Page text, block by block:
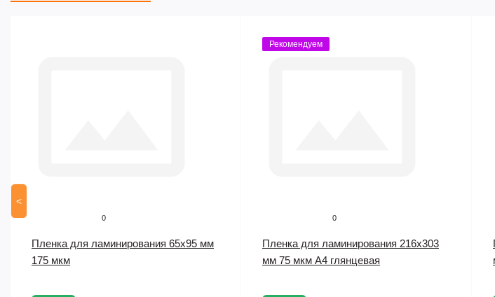
<
0
Пленка для ламинирования 65х95 мм
175 мкм
Рекомендуем
0
Пленка для ламинирования 216х303
мм 75 мкм А4 глянцевая